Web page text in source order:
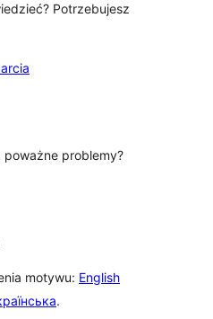
Potrzebujesz
problemy?
motywu: English
.